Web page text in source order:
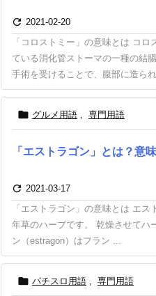
 2021-02-20
「コロストミー」の意味とは コ
ている消化管ストーマの一種の結
手術を受けることで、腹部に造ら
 グルメ用語 , 専門用語
「エストラゴン」とは？意
 2021-03-17
「エストラゴン」の意味とは エ
年草のハーブです。 乾燥させてハ
ン（estragon）はフラン ...
 パチスロ用語 , 専門用語